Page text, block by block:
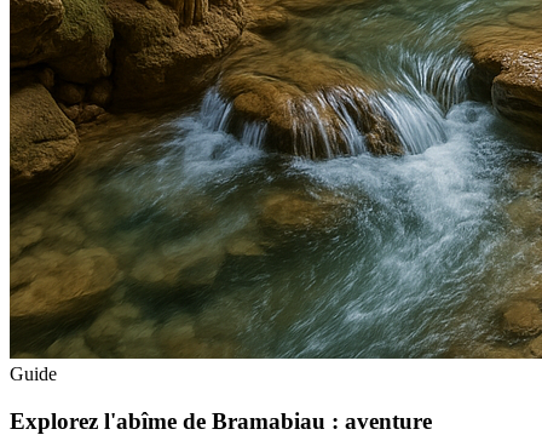
Guide
Explorez l'abîme de Bramabiau : aventure